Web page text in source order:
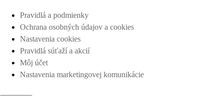
Pravidlá a podmienky
Ochrana osobných údajov a cookies
Nastavenia cookies
Pravidlá súťaží a akcií
Môj účet
Nastavenia marketingovej komunikácie